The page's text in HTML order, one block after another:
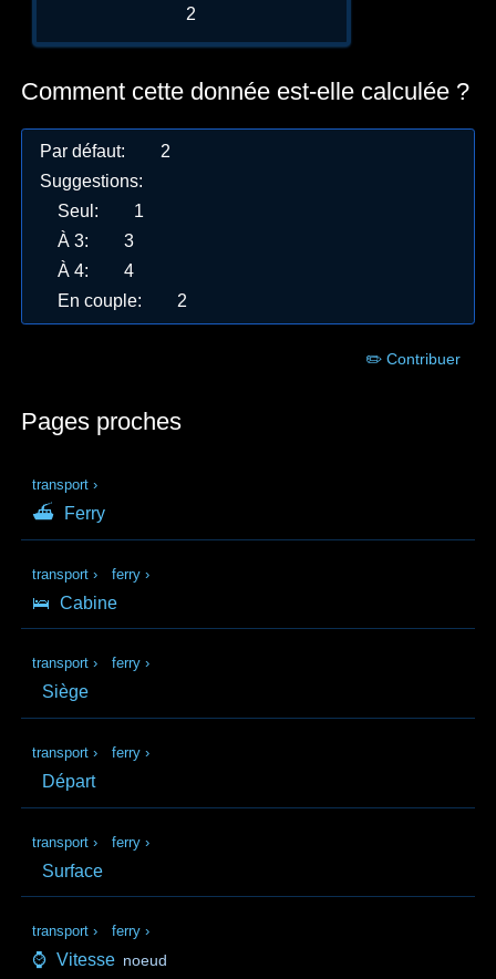
2
Comment cette donnée est-elle calculée ?
Par défaut:
2
Suggestions:
Seul :
1
À 3:
3
À 4:
4
En couple: 2
✏️ Contribuer
Pages proches
transport ›
⛴ Ferry
transport › ferry ›
🛌 Cabine
transport › ferry ›
Siège
transport › ferry ›
Départ
transport › ferry ›
Surface
transport › ferry ›
⌚ Vitesse noeud